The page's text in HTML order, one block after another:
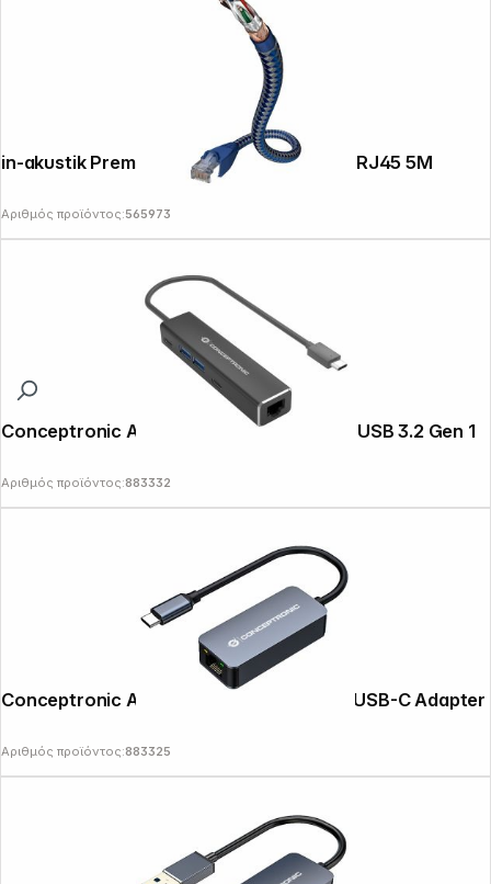
in-akustik Premium Network Cable CAT6 RJ45 5M
Αριθμός προϊόντος:565973
Conceptronic ABBY13B Gigabit Ethernet USB 3.2 Gen 1
Αριθμός προϊόντος:883332
Conceptronic ABBY12GC 2.5G-Ethernet USB-C Adapter
Αριθμός προϊόντος:883325